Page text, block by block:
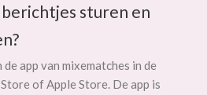
sturen en
app van mixematches in de
of Apple Store. De app is